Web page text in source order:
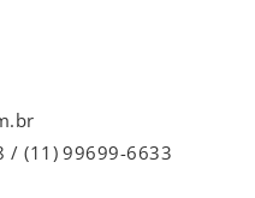
/ (11) 99699-6633